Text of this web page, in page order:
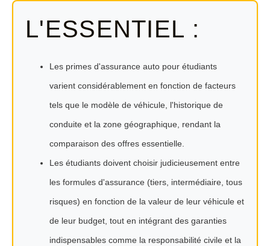
L'ESSENTIEL :
Les primes d'assurance auto pour étudiants
varient considérablement en fonction de facteurs
tels que le modèle de véhicule, l'historique de
conduite et la zone géographique, rendant la
comparaison des offres essentielle.
Les étudiants doivent choisir judicieusement entre
les formules d'assurance (tiers, intermédiaire, tous
risques) en fonction de la valeur de leur véhicule et
de leur budget, tout en intégrant des garanties
indispensables comme la responsabilité civile et la